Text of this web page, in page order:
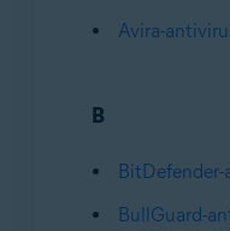
Avira-
B
BullGuard-